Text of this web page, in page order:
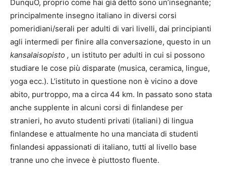
DunquO, proprio come hai già detto sono un’insegnante;
principalmente insegno italiano in diversi corsi
pomeridiani/serali per adulti di vari livelli, dai principianti
agli intermedi per finire alla conversazione, questo in un
kansalaisopisto , un istituto per adulti in cui si possono
studiare le cose più disparate (musica, ceramica, lingue,
yoga ecc.). L’istituto in questione non è vicino a dove
abito, purtroppo, ma a circa 44 km. In passato sono stata
anche supplente in alcuni corsi di finlandese per
stranieri, ho avuto studenti privati (italiani) di lingua
finlandese e attualmente ho una manciata di studenti
finlandesi appassionati di italiano, tutti al livello base
tranne uno che invece è piuttosto fluente.